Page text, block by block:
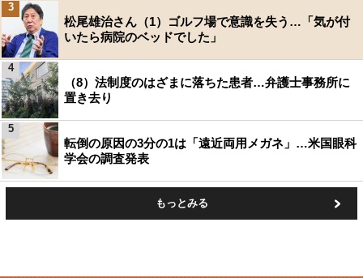
松尾雄治さん（1）ゴルフ場で意識を失う…「気が付
いたら病院のベッドでした」
3
（8）法制度のはざまに落ちた患者…弁護士事務所に
置き去り
4
転倒の原因の3分の1は「遠近両用メガネ」…米国眼科
学会の調査発表
5
もっとみる